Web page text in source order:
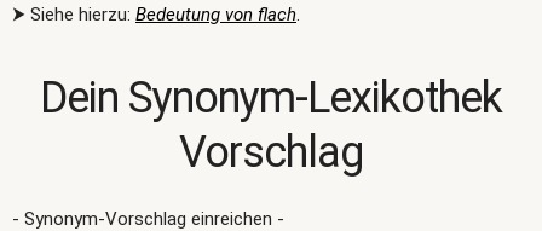
⮞ Siehe hierzu: Bedeutung von flach.
Dein Synonym-Lexikothek
Vorschlag
- Synonym-Vorschlag einreichen -